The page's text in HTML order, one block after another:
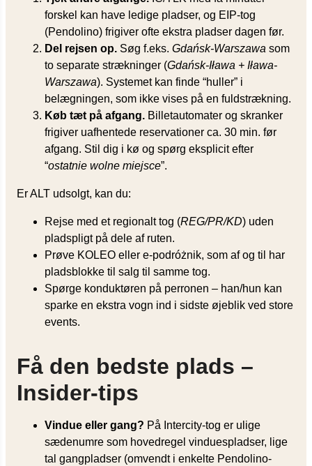
forskel kan have ledige pladser, og EIP-tog
(Pendolino) frigiver ofte ekstra pladser dagen før.
Del rejsen op. Søg f.eks. Gdańsk-Warszawa som
to separate strækninger (Gdańsk-Iława + Iława-
Warszawa). Systemet kan finde “huller” i
belægningen, som ikke vises på en fuldstrækning.
Køb tæt på afgang. Billetautomater og skranker
frigiver uafhentede reservationer ca. 30 min. før
afgang. Stil dig i kø og spørg eksplicit efter
“ostatnie wolne miejsce”.
Er ALT udsolgt, kan du:
Rejse med et regionalt tog (REG/PR/KD) uden
pladspligt på dele af ruten.
Prøve KOLEO eller e-podróżnik, som af og til har
pladsblokke til salg til samme tog.
Spørge konduktøren på perronen – han/hun kan
sparke en ekstra vogn ind i sidste øjeblik ved store
events.
Få den bedste plads –
Insider-tips
Vindue eller gang? På Intercity-tog er ulige
sædenumre som hovedregel vinduespladser, lige
tal gangpladser (omvendt i enkelte Pendolino-